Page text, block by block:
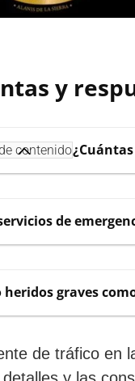
y
contenido
de
heridos graves
de tráfico en